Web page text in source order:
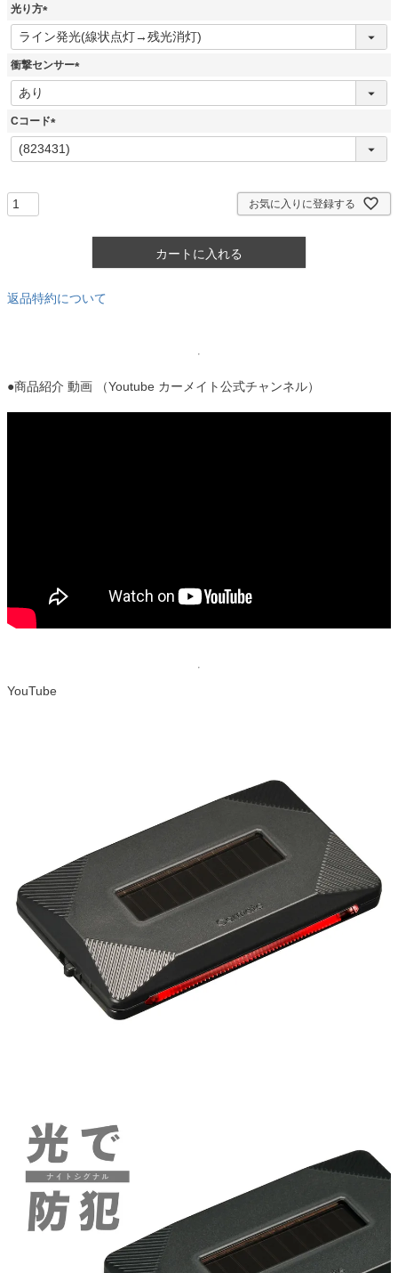
光り方
(
必
須
衝撃センサー
(
Cコード
(
必
お気に入りに登録する
カートに入れる
返品特約について
●商品紹介 動画 （Youtube カーメイト公式チャンネル）
YouTube